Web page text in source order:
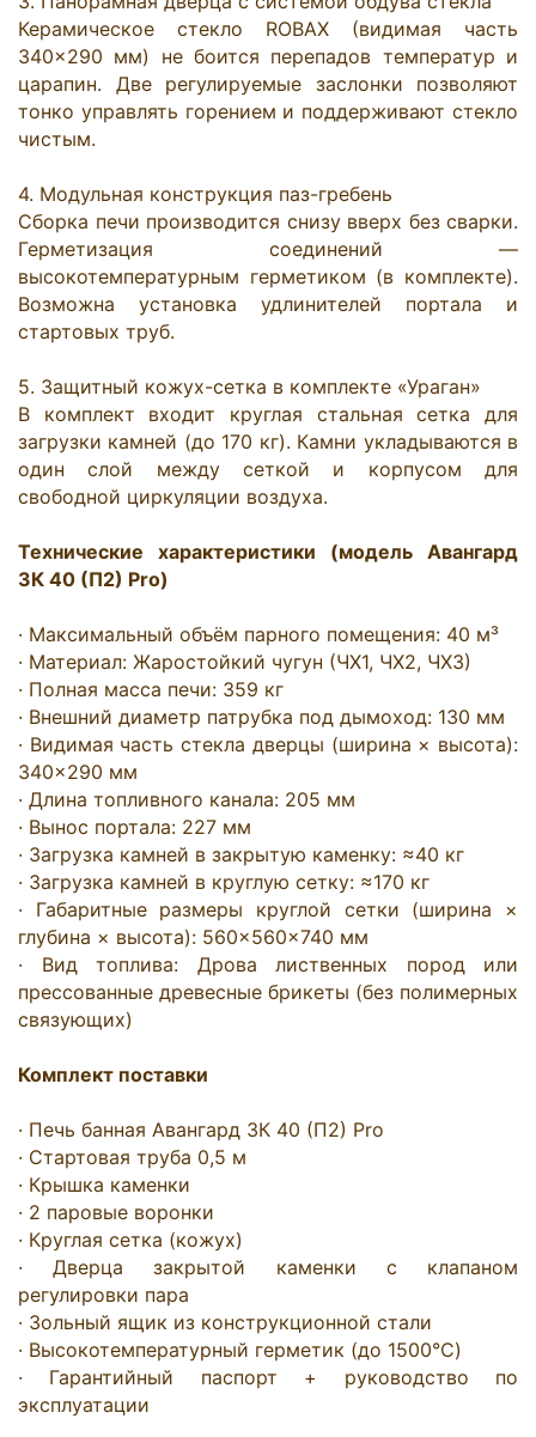
Керамическое стекло ROBAX (видимая часть
340×290 мм) не боится перепадов температур и
царапин. Две регулируемые заслонки позволяют
тонко управлять горением и поддерживают стекло
чистым.
4. Модульная конструкция паз-гребень
Сборка печи производится снизу вверх без сварки.
Герметизация соединений —
высокотемпературным герметиком (в комплекте).
Возможна установка удлинителей портала и
стартовых труб.
5. Защитный кожух-сетка в комплекте «Ураган»
В комплект входит круглая стальная сетка для
загрузки камней (до 170 кг). Камни укладываются в
один слой между сеткой и корпусом для
свободной циркуляции воздуха.
Технические характеристики (модель Авангард
ЗК 40 (П2) Pro)
· Максимальный объём парного помещения: 40 м³
· Материал: Жаростойкий чугун (ЧХ1, ЧХ2, ЧХ3)
· Полная масса печи: 359 кг
· Внешний диаметр патрубка под дымоход: 130 мм
· Видимая часть стекла дверцы (ширина × высота):
340×290 мм
· Длина топливного канала: 205 мм
· Вынос портала: 227 мм
· Загрузка камней в закрытую каменку: ≈40 кг
· Загрузка камней в круглую сетку: ≈170 кг
· Габаритные размеры круглой сетки (ширина ×
глубина × высота): 560×560×740 мм
· Вид топлива: Дрова лиственных пород или
прессованные древесные брикеты (без полимерных
связующих)
Комплект поставки
· Печь банная Авангард ЗК 40 (П2) Pro
· Стартовая труба 0,5 м
· Крышка каменки
· 2 паровые воронки
· Круглая сетка (кожух)
· Дверца закрытой каменки с клапаном
регулировки пара
· Зольный ящик из конструкционной стали
· Высокотемпературный герметик (до 1500°C)
· Гарантийный паспорт + руководство по
эксплуатации